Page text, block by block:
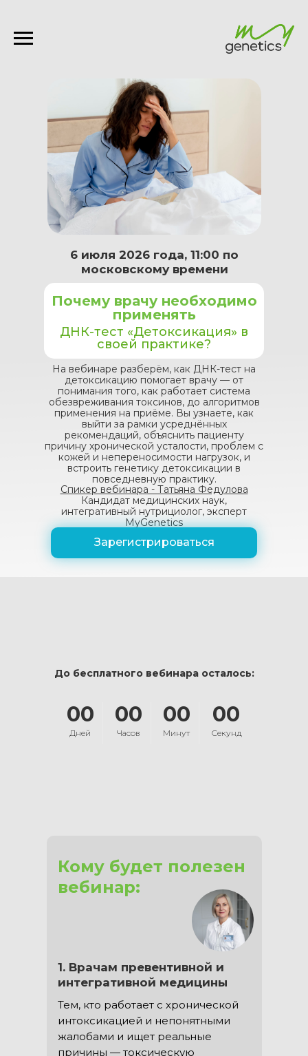
6 июля 2026 года, 11:00 по
московскому времени
Спикер вебинара - Татьяна Федулова
Кандидат медицинских наук,
интегративный нутрициолог, эксперт
MyGenetics
Зарегистрироваться
На вебинаре разберём, как ДНК-тест на
детоксикацию помогает врачу — от
понимания того, как работает система
обезвреживания токсинов, до алгоритмов
применения на приёме. Вы узнаете, как
выйти за рамки усреднённых
рекомендаций, объяснить пациенту
причину хронической усталости, проблем с
кожей и непереносимости нагрузок, и
встроить генетику детоксикации в
повседневную практику.
Почему врачу необходимо
применять
ДНК-тест «Детоксикация» в
своей практике?
До бесплатного вебинара осталось:
00
Дней
00
Часов
00
Минут
00
Секунд
Кому будет полезен
вебинар:
1. Врачам превентивной и
интегративной медицины
Тем, кто работает с хронической
интоксикацией и непонятными
жалобами и ищет реальные
причины — токсическую